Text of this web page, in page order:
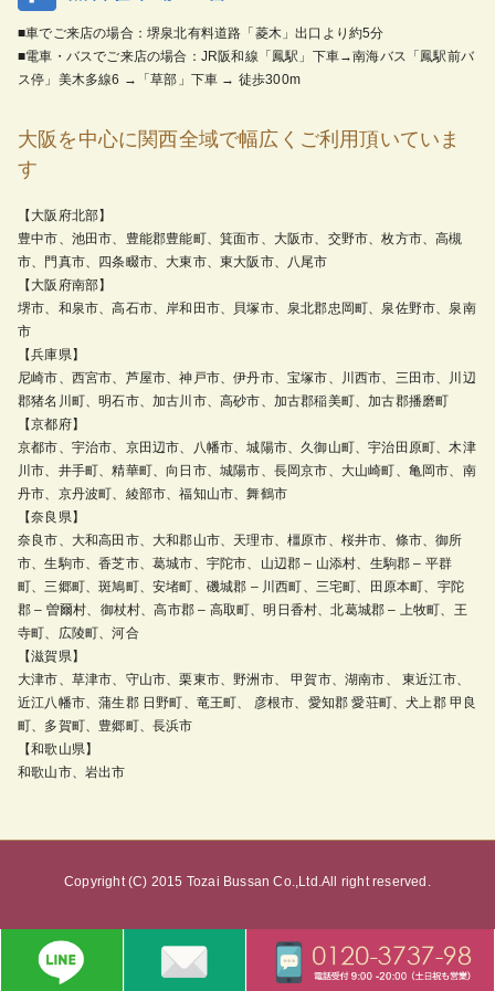
■車でご来店の場合：堺泉北有料道路「菱木」出口より約5分
■電車・バスでご来店の場合：JR阪和線「鳳駅」下車→南海バス「鳳駅前バ
ス停」美木多線6 →「草部」下車 → 徒歩300m
大阪を中心に関西全域で幅広くご利用頂いていま
す
【大阪府北部】
豊中市、池田市、豊能郡豊能町、箕面市、大阪市、交野市、枚方市、高槻
市、門真市、四条畷市、大東市、東大阪市、八尾市
【大阪府南部】
堺市、和泉市、高石市、岸和田市、貝塚市、泉北郡忠岡町、泉佐野市、泉南
市
【兵庫県】
尼崎市、西宮市、芦屋市、神戸市、伊丹市、宝塚市、川西市、三田市、川辺
郡猪名川町、明石市、加古川市、高砂市、加古郡稲美町、加古郡播磨町
【京都府】
京都市、宇治市、京田辺市、八幡市、城陽市、久御山町、宇治田原町、木津
川市、井手町、精華町、向日市、城陽市、長岡京市、大山崎町、亀岡市、南
丹市、京丹波町、綾部市、福知山市、舞鶴市
【奈良県】
奈良市、大和高田市、大和郡山市、天理市、橿原市、桜井市、條市、御所
市、生駒市、香芝市、葛城市、宇陀市、山辺郡 – 山添村、生駒郡 – 平群
町、三郷町、斑鳩町、安堵町、磯城郡 – 川西町、三宅町、田原本町、宇陀
郡 – 曽爾村、御杖村、高市郡 – 高取町、明日香村、北葛城郡 – 上牧町、王
寺町、広陵町、河合
【滋賀県】
大津市、草津市、守山市、栗東市、野洲市、 甲賀市、湖南市、 東近江市、
近江八幡市、蒲生郡 日野町、竜王町、 彦根市、愛知郡 愛荘町、犬上郡 甲良
町、多賀町、豊郷町、長浜市
【和歌山県】
和歌山市、岩出市
Copyright (C) 2015 Tozai Bussan Co.,Ltd.All right reserved.